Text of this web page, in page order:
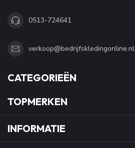
0513-724641
verkoop@bedrijfskledingonline.nl
CATEGORIEËN
TOPMERKEN
INFORMATIE